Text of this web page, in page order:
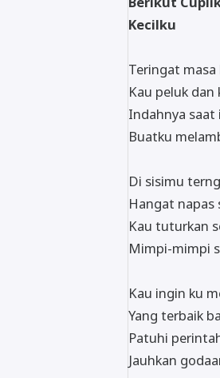
Kecilku
Teringat masa
Kau peluk dan
Indahnya saat
Buatku
Di sisimu
Hangat
Kau tuturkan
Mimpi-mimpi
Kau ingin ku
Yang terbaik
Patuhi
Jauhkan